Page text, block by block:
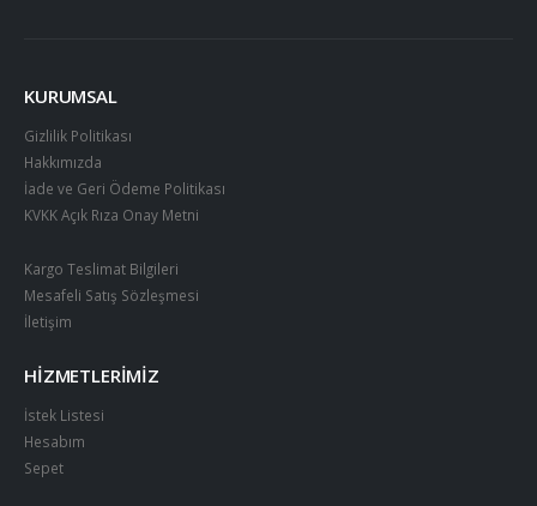
KURUMSAL
Gizlilik Politikası
Hakkımızda
İade ve Geri Ödeme Politikası
KVKK Açık Rıza Onay Metni
Kargo Teslimat Bilgileri
Mesafeli Satış Sözleşmesi
İletişim
HIZMETLERIMIZ
İstek Listesi
Hesabım
Sepet